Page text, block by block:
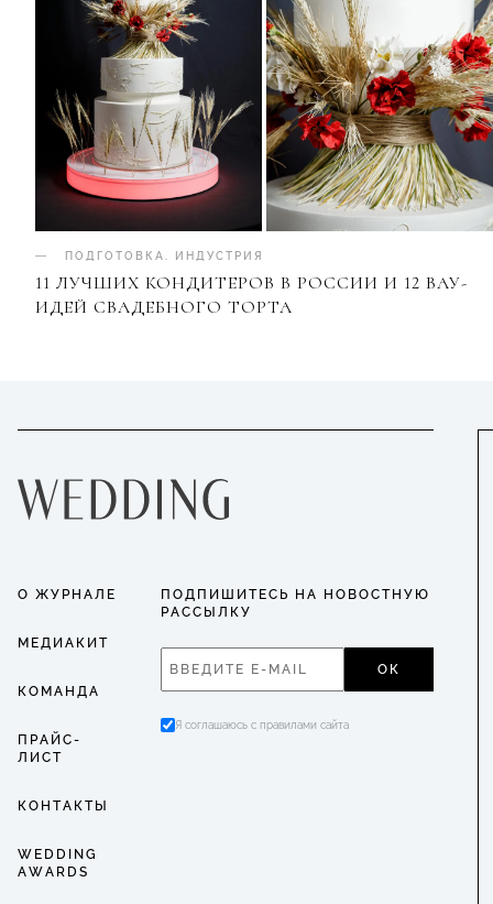
ПОДГОТОВКА ИНДУСТРИЯ
11 ЛУЧШИХ КОНДИТЕРОВ В РОССИИ И 12 ВАУ-
ИДЕЙ СВАДЕБНОГО ТОРТА
О ЖУРНАЛЕ
МЕДИАКИТ
КОМАНДА
ПРАЙС-
ЛИСТ
КОНТАКТЫ
WEDDING
AWARDS
ПОДПИШИТЕСЬ НА НОВОСТНУЮ
РАССЫЛКУ
ОК
Я соглашаюсь с правилами сайта